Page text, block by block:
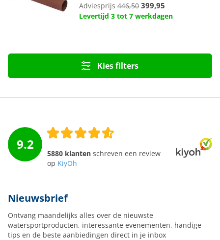
Adviesprijs446,50 399,95
Levertijd 3 tot 7 werkdagen
Kies filters
9.2
5880 klanten schreven een review
op KiyOh
Nieuwsbrief
Ontvang maandelijks alles over de nieuwste
watersportproducten, interessante evenementen, handige
tips en de beste aanbiedingen direct in je inbox